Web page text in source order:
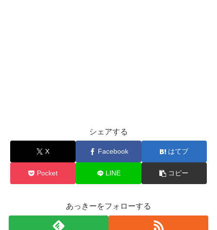
シェアする
X Facebook はてブ
Pocket LINE コピー
あっきーをフォローする